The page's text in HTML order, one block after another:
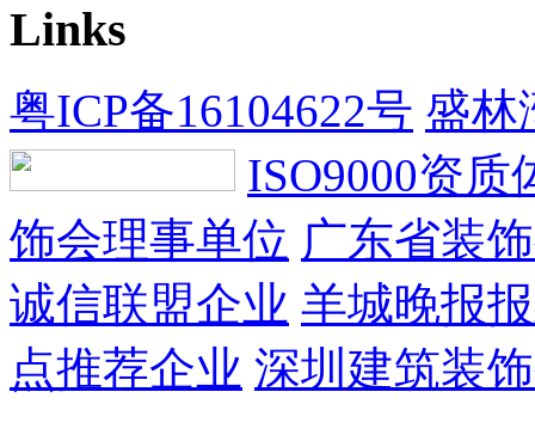
Links
粤ICP备16104622号 盛林
ISO9000资质
饰会理事单位 广东省装
诚信联盟企业 羊城晚报
点推荐企业 深圳建筑装